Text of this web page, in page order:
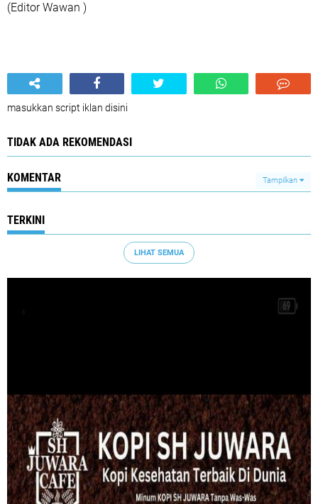
(Editor Wawan )
masukkan script iklan disini
TIDAK ADA REKOMENDASI
KOMENTAR Tampilkan
TERKINI
LIHAT SEMUA